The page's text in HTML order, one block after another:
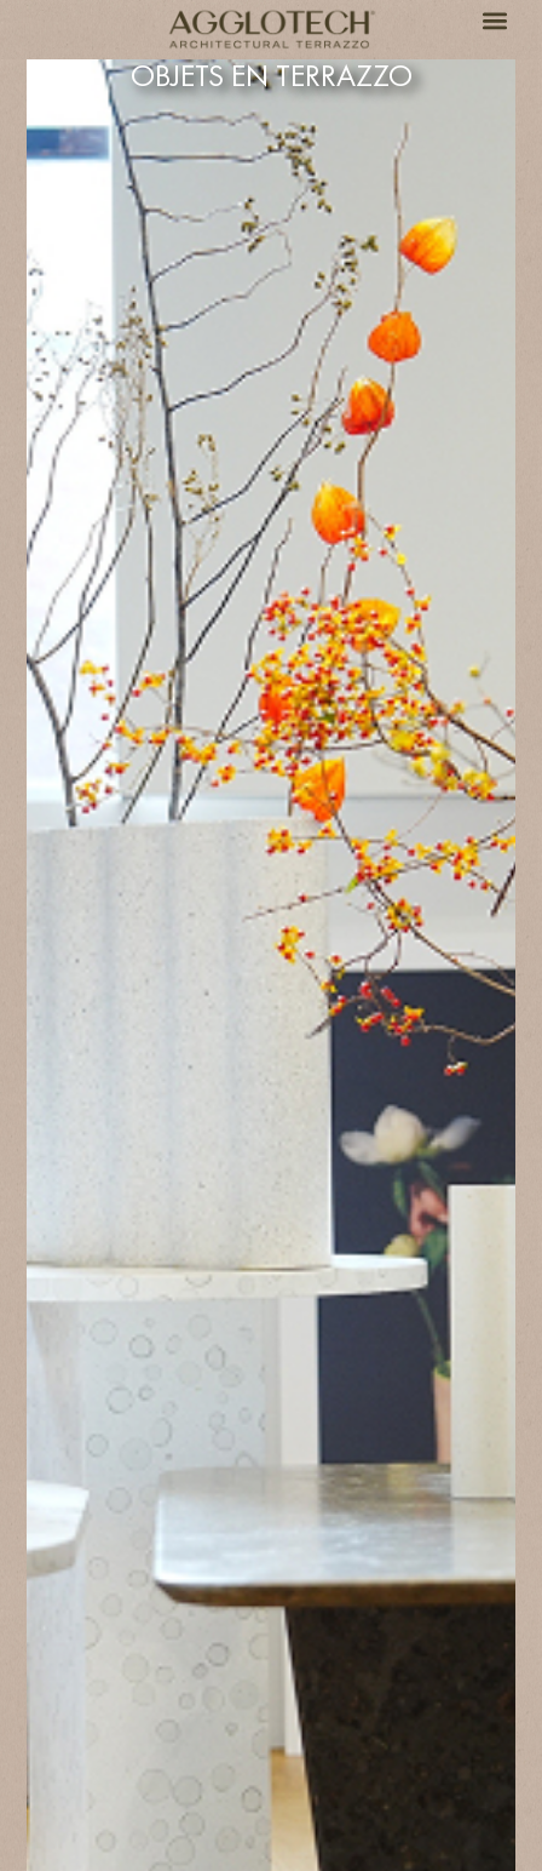
OBJETS EN TERRAZZO